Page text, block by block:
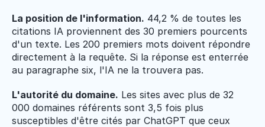
La position de l'information. 44,2 % de toutes les
citations IA proviennent des 30 premiers pourcents
d'un texte. Les 200 premiers mots doivent répondre
directement à la requête. Si la réponse est enterrée
au paragraphe six, l'IA ne la trouvera pas.
L'autorité du domaine. Les sites avec plus de 32
000 domaines référents sont 3,5 fois plus
susceptibles d'être cités par ChatGPT que ceux